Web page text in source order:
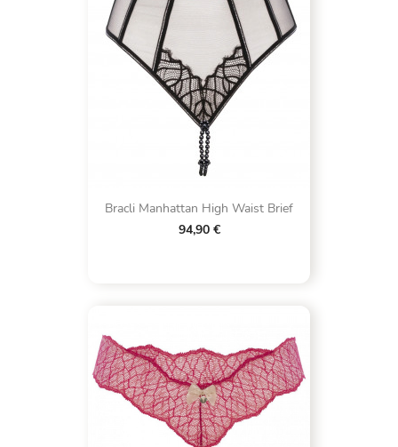
Bracli Manhattan High Waist Brief
94,90 €